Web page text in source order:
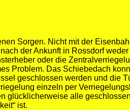
Sorgen. Nicht mit der
der Ankunft in Rossdorf
oder die
Problem. Das Schiebedach
geschlossen werden und die
einzeln per
glücklicherweise alle
ist.